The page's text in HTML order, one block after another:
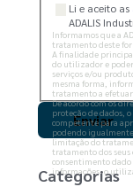
Li e aceito as
ADALIS
Informamos que a
tratamento deste
A finalidade
do utilizador e
serviços e/ou
mesma forma,
tratamento a
De acordo com os
proteção de dados,
competente para
podendo igualmente
limitação do
tratamento dos seus
consentimento dado
informações, o
Categorias